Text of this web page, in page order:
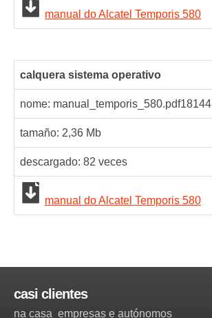
manual do Alcatel Temporis 580
calquera sistema operativo
nome: manual_temporis_580.pdf18144
tamaño: 2,36 Mb
descargado: 82 veces
manual do Alcatel Temporis 580
casi clientes
na casa empresas e autónomos